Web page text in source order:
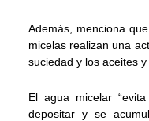
Además, menciona
micelas realizan una
suciedad y los aceites
El agua micelar
depositar y se